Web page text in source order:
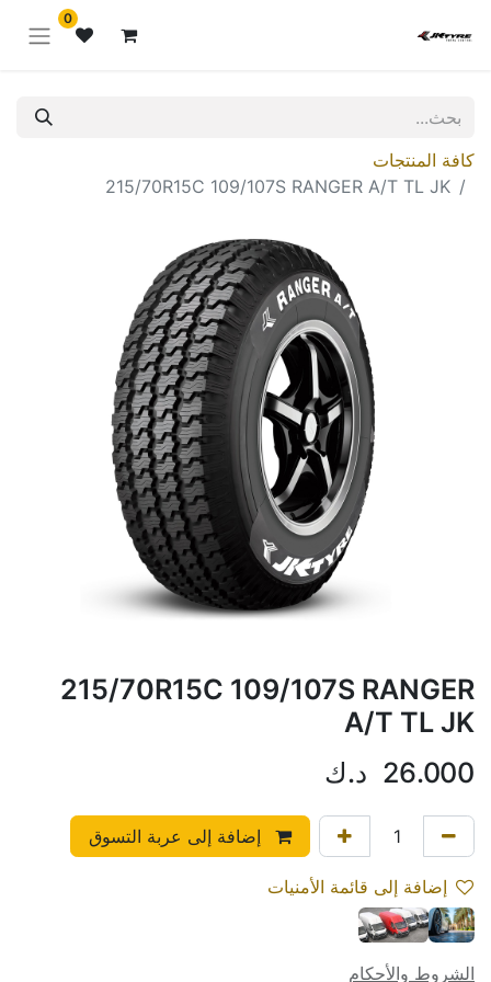
0
كافة المنتجات
215/70R15C 109/107S RANGER A/T TL JK
215/70R15C 109/107S RANGER
A/T TL JK
26.000 د.ك
إضافة إلى عربة التسوق
إضافة إلى قائمة الأمنيات
الشروط والأحكام